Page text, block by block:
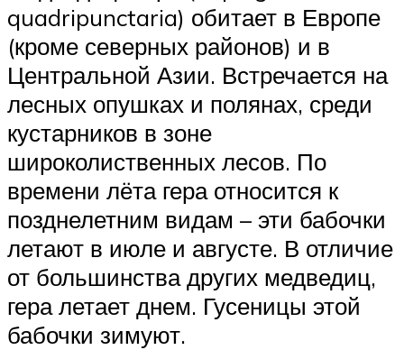
quadripunctaria) обитает в Европе
(кроме северных районов) и в
Центральной Азии. Встречается на
лесных опушках и полянах, среди
кустарников в зоне
широколиственных лесов. По
времени лёта гера относится к
позднелетним видам – эти бабочки
летают в июле и августе. В отличие
от большинства других медведиц,
гера летает днем. Гусеницы этой
бабочки зимуют.